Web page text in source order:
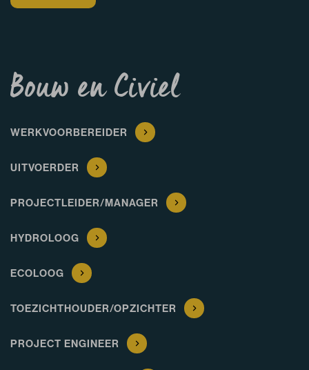
Bouw en Civiel
WERKVOORBEREIDER
UITVOERDER
PROJECTLEIDER/MANAGER
HYDROLOOG
ECOLOOG
TOEZICHTHOUDER/OPZICHTER
PROJECT ENGINEER